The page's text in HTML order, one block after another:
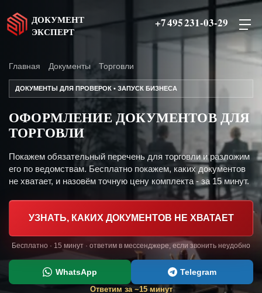
ДОКУМЕНТ
ЭКСПЕРТ
+7 495 231-03-29
Главная Документы Торговли
ДОКУМЕНТЫ ДЛЯ ПРОВЕРОК • ЗАПУСК БИЗНЕСА
ОФОРМЛЕНИЕ ДОКУМЕНТОВ ДЛЯ
ТОРГОВЛИ
Покажем обязательный перечень для торговли и разложим
его по ведомствам. Бесплатно покажем, каких документов
не хватает, и назовём точную цену комплекта - за 15 минут.
УЗНАТЬ, КАКИХ ДОКУМЕНТОВ НЕ ХВАТАЕТ
Бесплатно · 15 минут · ответим в мессенджере, если звонить неудобно
WhatsApp Telegram
Ответим за ~15 минут